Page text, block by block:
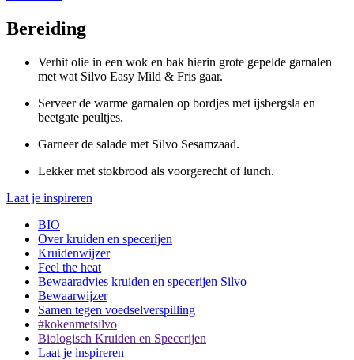
Bereiding
Verhit olie in een wok en bak hierin grote gepelde garnalen
met wat Silvo Easy Mild & Fris gaar.
Serveer de warme garnalen op bordjes met ijsbergsla en
beetgate peultjes.
Garneer de salade met Silvo Sesamzaad.
Lekker met stokbrood als voorgerecht of lunch.
Laat je inspireren
BIO
Over kruiden en specerijen
Kruidenwijzer
Feel the heat
Bewaaradvies kruiden en specerijen Silvo
Bewaarwijzer
Samen tegen voedselverspilling
#kokenmetsilvo
Biologisch Kruiden en Specerijen
Laat je inspireren